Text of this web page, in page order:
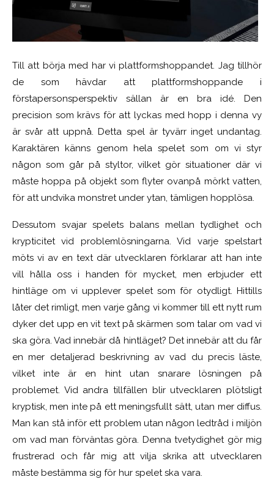
Till att börja med har vi plattformshoppandet. Jag tillhör
de som hävdar att plattformshoppande i
förstapersonsperspektiv sällan är en bra idé. Den
precision som krävs för att lyckas med hopp i denna vy
är svår att uppnå. Detta spel är tyvärr inget undantag.
Karaktären känns genom hela spelet som om vi styr
någon som går på styltor, vilket gör situationer där vi
måste hoppa på objekt som flyter ovanpå mörkt vatten,
för att undvika monstret under ytan, tämligen hopplösa.
Dessutom svajar spelets balans mellan tydlighet och
krypticitet vid problemlösningarna. Vid varje spelstart
möts vi av en text där utvecklaren förklarar att han inte
vill hålla oss i handen för mycket, men erbjuder ett
hintläge om vi upplever spelet som för otydligt. Hittills
låter det rimligt, men varje gång vi kommer till ett nytt rum
dyker det upp en vit text på skärmen som talar om vad vi
ska göra. Vad innebär då hintläget? Det innebär att du får
en mer detaljerad beskrivning av vad du precis läste,
vilket inte är en hint utan snarare lösningen på
problemet. Vid andra tillfällen blir utvecklaren plötsligt
kryptisk, men inte på ett meningsfullt sätt, utan mer diffus.
Man kan stå inför ett problem utan någon ledtråd i miljön
om vad man förväntas göra. Denna tvetydighet gör mig
frustrerad och får mig att vilja skrika att utvecklaren
måste bestämma sig för hur spelet ska vara.